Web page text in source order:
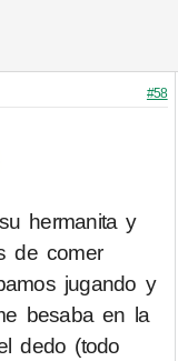
#58
hermanita y
de comer
jugando y
besaba en la
dedo (todo